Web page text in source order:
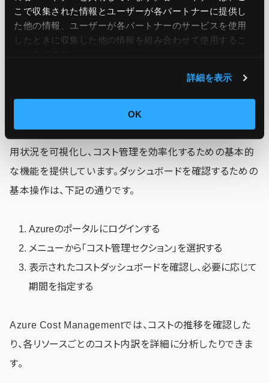
こで収集された情報とユーザーが各パートナーに提供し
た他の情報、ユーザーが各パートナーのサービスを使用
したときに収集した他の情報を組み合わせて使用​​するこ
詳細を表示
OK
は、Azure Cost Managementツールの基本操作と、コスト
をリソースグループやプロジェクト別に分析する方法につい
Azure Cost Managementツールは、Azure上のリソース利
用状況を可視化し、コスト管理を効率化するための基本的
な機能を提供しています。ダッシュボードを確認するための
基本操作は、下記の通りです。
Azureのポータルにログインする
メニューから「コスト管理セクション」を選択する
表示されたコストダッシュボードを確認し、必要に応じて
期間を指定する
Azure Cost Managementでは、コストの推移を確認した
り、各リソースごとのコスト内訳を詳細に分析したりできま
す。